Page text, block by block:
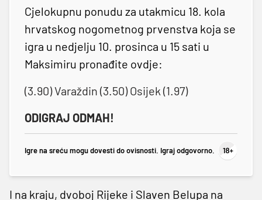
Cjelokupnu ponudu za utakmicu 18. kola
hrvatskog nogometnog prvenstva koja se
igra u nedjelju 10. prosinca u 15 sati u
Maksimiru pronađite ovdje:
(3.90) Varaždin (3.50) Osijek (1.97)
ODIGRAJ ODMAH!
Igre na sreću mogu dovesti do ovisnosti. Igraj odgovorno.
I na kraju, dvoboj Rijeke i Slaven Belupa na